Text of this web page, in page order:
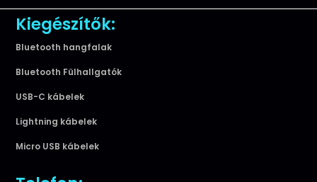
Kiegészítők:
Bluetooth hangfalak
Bluetooth Fülhallgatók
USB-C kábelek
Lightning kábelek
Micro USB kábelek